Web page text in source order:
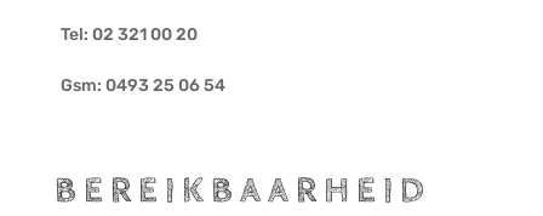
Tel: 02 321 00 20
Gsm: 0493 25 06 54
BEREIKBAARHEID